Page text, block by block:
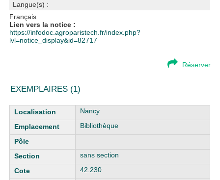
Langue(s) :
Français
Lien vers la notice :
https://infodoc.agroparistech.fr/index.php?
lvl=notice_display&id=82717
Réserver
EXEMPLAIRES (1)
Liste des exemplaires
Nancy
Bibliothèque
sans section
42.230